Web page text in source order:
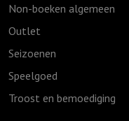
Non-boeken algemeen
Outlet
Seizoenen
Speelgoed
Troost en bemoediging